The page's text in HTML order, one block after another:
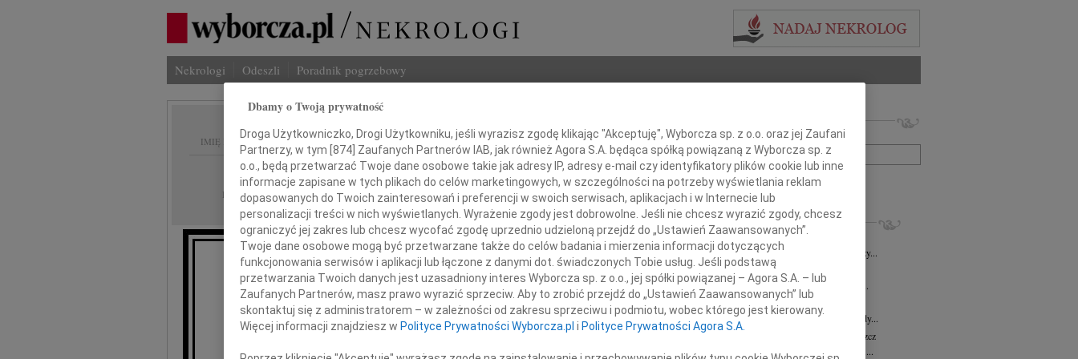
Nekrologi Odeszli Poradnik pogrzebowy
IMIĘ I NAZWISKO:
REGION: Bydgoszcz
DATA EMISJI: 13.04.2013
Pani
Irenie Kruszczyńskiej
Imię i nazwisko lub numer ogłoszenia:
+ szukanie zaawansowane
INNE NEKROLOGI
06.08.2026Bydgoszcz
Sylwii Kramkowskiej wraz z Rodziną wyrazy...
05.08.2026Bydgoszcz
Arlecie Stanisławskiej oraz Jej Najbliższym...
30.07.2026
Bydgoszcz
Pani Elżbiecie Skwierzyńskiej Członkini Rady...
Janusz Ostoja-Zagórski
Bydgoszcz
Z głębokim smutkiem żegnamy prof. dr. hab....
Dbamy o Twoją prywatność
Droga Użytkowniczko, Drogi Użytkowniku, jeśli wyrazisz zgodę klikając "Akceptuję", Wyborcza sp. z o.o. oraz jej Zaufani
Partnerzy, w tym [874] Zaufanych Partnerów IAB, jak również Agora S.A. będąca spółką powiązaną z Wyborcza sp. z
o.o., będą przetwarzać Twoje dane osobowe takie jak adresy IP, adresy e-mail czy identyfikatory plików cookie lub inne
informacje zapisane w tych plikach do celów marketingowych, w szczególności na potrzeby wyświetlania reklam
dopasowanych do Twoich zainteresowań i preferencji w swoich serwisach, aplikacjach i w Internecie lub
personalizacji treści w nich wyświetlanych. Wyrażenie zgody jest dobrowolne. Jeśli nie chcesz wyrazić zgody, chcesz
ograniczyć jej zakres lub chcesz wycofać zgodę uprzednio udzieloną przejdź do „Ustawień Zaawansowanych”.
Twoje dane osobowe mogą być przetwarzane także do celów badania i mierzenia informacji dotyczących
funkcjonowania serwisów i aplikacji lub łączone z danymi dot. świadczonych Tobie usług. Jeśli podstawą
przetwarzania Twoich danych jest uzasadniony interes Wyborcza sp. z o.o., jej spółki powiązanej – Agora S.A. – lub
Zaufanych Partnerów, masz prawo wyrazić sprzeciw. Aby to zrobić przejdź do „Ustawień Zaawansowanych” lub
skontaktuj się z administratorem – w zależności od zakresu sprzeciwu i podmiotu, wobec którego jest kierowany.
Więcej informacji znajdziesz w Polityce Prywatności Wyborcza.pl i Polityce Prywatności Agora S.A.